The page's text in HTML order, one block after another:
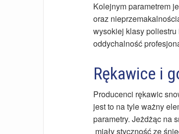
Kolejnym parametrem
oraz
wysokiej klasy poliestru
oddychalność
Rękawice i
Producenci rękawic
jest to na tyle ważny
parametry. Jeżdżąc na
miały styczność ze